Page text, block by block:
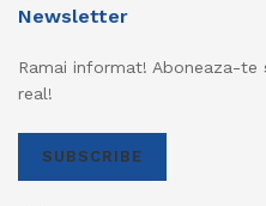
Newsletter
Ramai informat! Aboneaza-
real!
SUBSCRIBE